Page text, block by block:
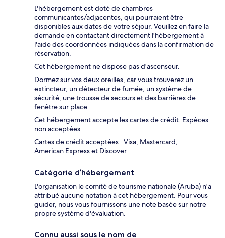
L'hébergement est doté de chambres
communicantes/adjacentes, qui pourraient être
disponibles aux dates de votre séjour. Veuillez en faire la
demande en contactant directement l'hébergement à
l'aide des coordonnées indiquées dans la confirmation de
réservation.
Cet hébergement ne dispose pas d'ascenseur.
Dormez sur vos deux oreilles, car vous trouverez un
extincteur, un détecteur de fumée, un système de
sécurité, une trousse de secours et des barrières de
fenêtre sur place.
Cet hébergement accepte les cartes de crédit. Espèces
non acceptées.
Cartes de crédit acceptées : Visa, Mastercard,
American Express et Discover.
Catégorie d’hébergement
L'organisation le comité de tourisme nationale (Aruba) n'a
attribué aucune notation à cet hébergement. Pour vous
guider, nous vous fournissons une note basée sur notre
propre système d'évaluation.
Connu aussi sous le nom de